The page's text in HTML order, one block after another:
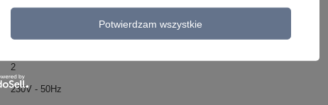
2
230V - 50Hz
Potwierdzam wszystkie